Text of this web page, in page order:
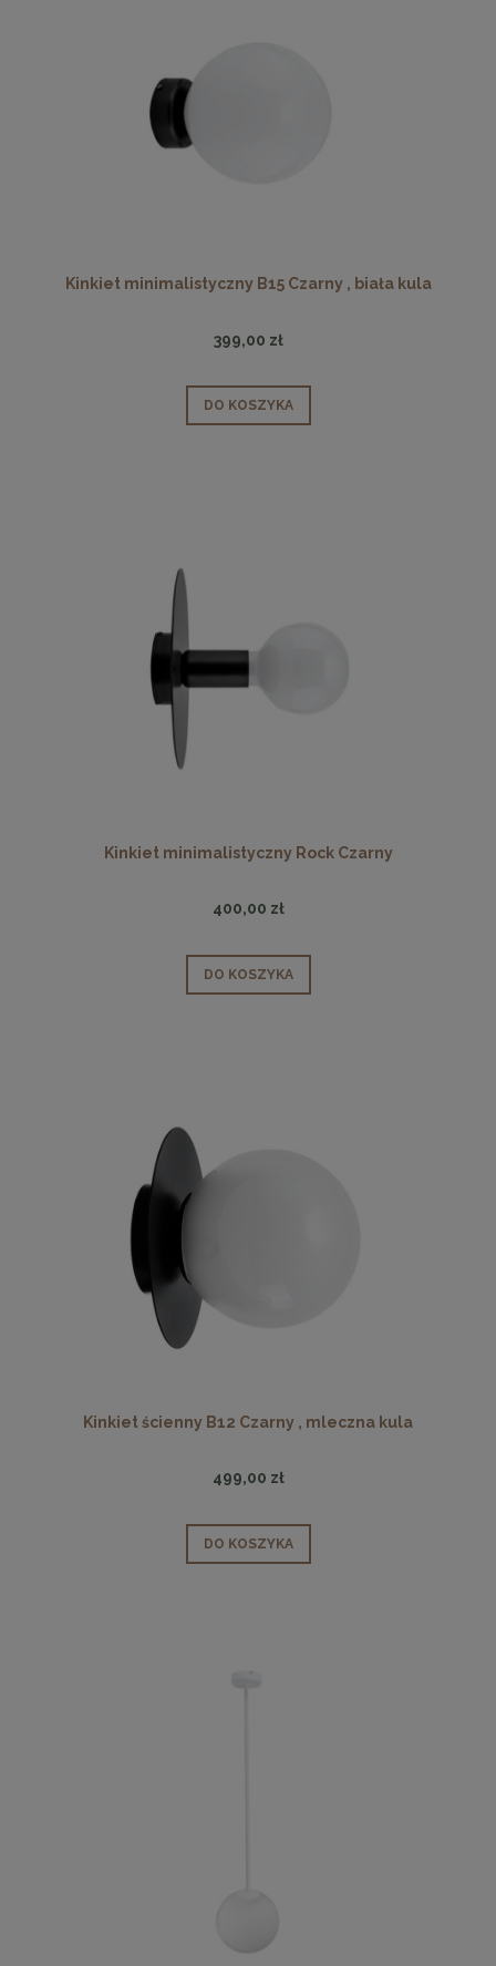
Kinkiet minimalistyczny B15 Czarny , biała kula
399,00 zł
DO KOSZYKA
Kinkiet minimalistyczny Rock Czarny
400,00 zł
DO KOSZYKA
Kinkiet ścienny B12 Czarny , mleczna kula
499,00 zł
DO KOSZYKA